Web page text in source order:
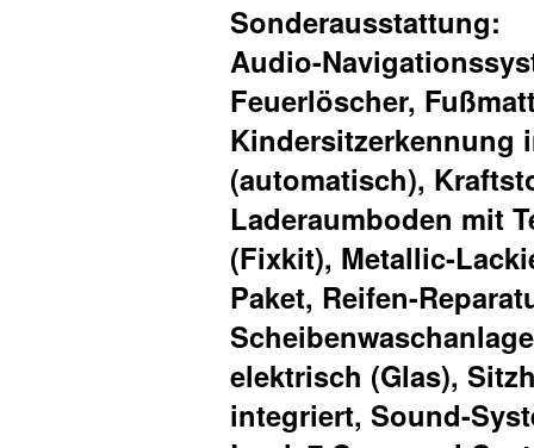
Sonderausstattung:
Audio-
Feuerlöscher,
Kindersitzerkennung
(automatisch),
Laderaumboden mit
(Fixkit), Metallic-
Paket, Reifen-
elektrisch (Glas),
integriert, Sound-